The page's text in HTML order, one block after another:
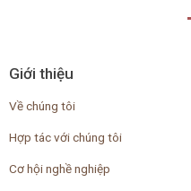
Giới thiệu
Về chúng tôi
Hợp tác với chúng tôi
Cơ hội nghề nghiệp